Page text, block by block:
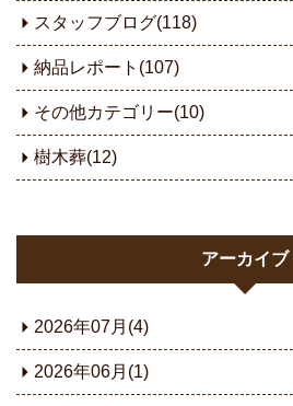
スタッフブログ(118)
納品レポート(107)
その他カテゴリー(10)
樹木葬(12)
アーカイブ
2026年07月(4)
2026年06月(1)